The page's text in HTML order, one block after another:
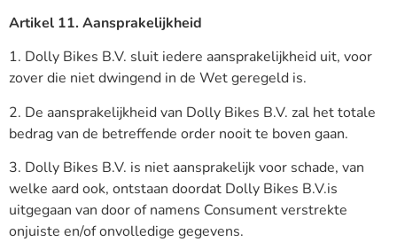
Artikel 11. Aansprakelijkheid
1. Dolly Bikes B.V. sluit iedere aansprakelijkheid uit, voor
zover die niet dwingend in de Wet geregeld is.
2. De aansprakelijkheid van Dolly Bikes B.V. zal het totale
bedrag van de betreffende order nooit te boven gaan.
3. Dolly Bikes B.V. is niet aansprakelijk voor schade, van
welke aard ook, ontstaan doordat Dolly Bikes B.V.is
uitgegaan van door of namens Consument verstrekte
onjuiste en/of onvolledige gegevens.